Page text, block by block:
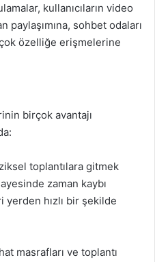
kullanıcıların video
paylaşımına, sohbet odaları
özelliğe erişmelerine
birçok avantajı
toplantılara gitmek
zaman kaybı
yerden hızlı bir şekilde
masrafları ve toplantı